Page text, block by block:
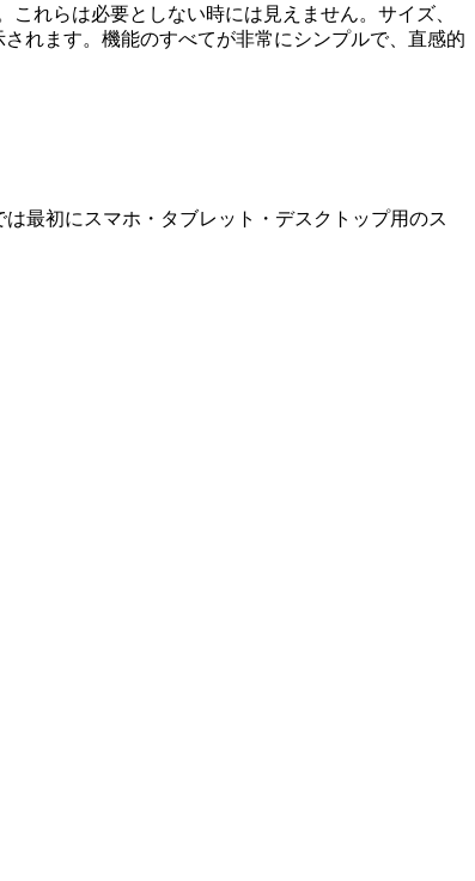
これらは必要としない時には見えません。サイズ、
れます。機能のすべてが非常にシンプルで、直感的
は最初にスマホ・タブレット・デスクトップ用のス